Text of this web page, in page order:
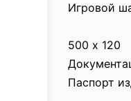
Игровой
500 х 120
Паспорт